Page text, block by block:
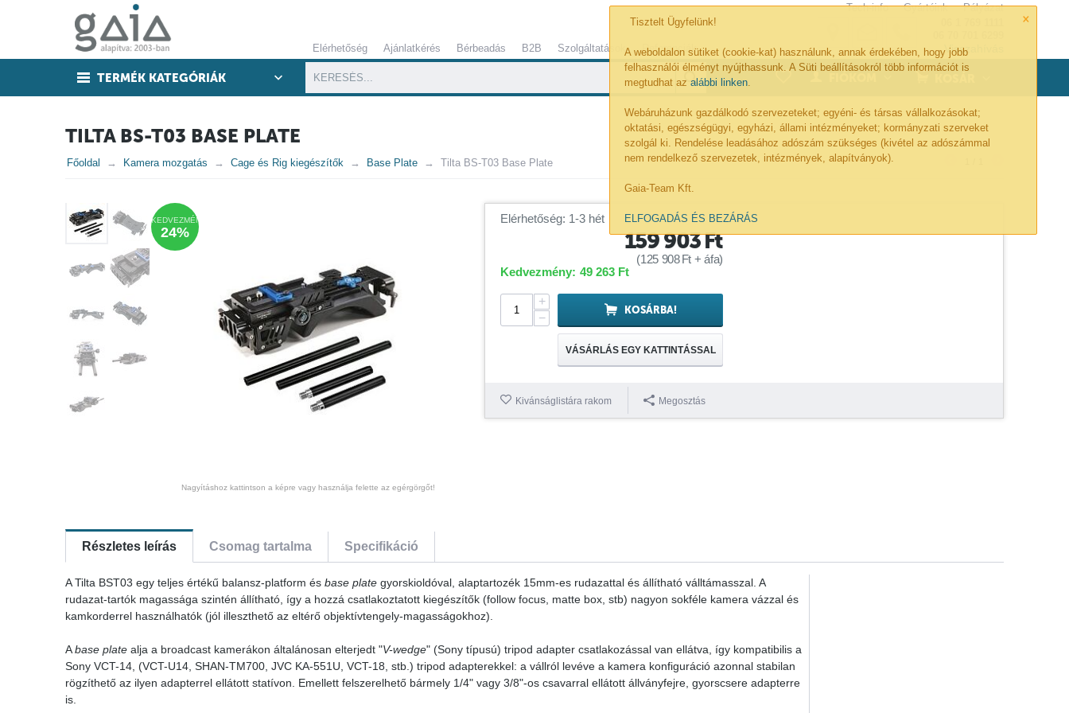
×
Tisztelt Ügyfelünk!
A weboldalon sütiket (cookie-kat) használunk, annak érdekében, hogy jobb
felhasználói élményt nyújthassunk. A Süti beállításokról több információt is
megtudhat azalábbi linken.
Webáruházunk gazdálkodó szervezeteket; egyéni- és társas vállalkozásokat;
oktatási, egészségügyi, egyházi, állami intézményeket; kormányzati szerveket
szolgál ki. Rendelése leadásához adószám szükséges (kivétel az adószámmal
nem rendelkező szervezetek, intézmények, alapítványok).
Gaia-Team Kft.
ELFOGADÁS ÉS BEZÁRÁS
Tech-info Gyártóink Pályázat
Elérhetőség Ajánlatkérés Bérbeadás B2B Szolgáltatások Referenciák Visszahívás
TERMÉK KATEGÓRIÁK
0
TILTA BS-T03 BASE PLATE
Főoldal Kamera mozgatás Cage és Rig kiegészítők Base Plate Tilta BS-T03 Base Plate
KEDVEZMÉNY
24%
Nagyításhoz kattintson a képre vagy használja felette az egérgörgőt!
Elérhetőség: 1-3 hét
159 903Ft
(125 908Ft + áfa)
Kedvezmény: 49 263 Ft
+
−
KOSÁRBA!
VÁSÁRLÁS EGY KATTINTÁSSAL
Kivánságlistára rakom Megosztás
Részletes leírás Csomag tartalma Specifikáció
A Tilta BST03 egy teljes értékű balansz-platform és base plate gyorskioldóval, alaptartozék 15mm-es rudazattal és állítható válltámasszal. A
rudazat-tartók magassága szintén állítható, így a hozzá csatlakoztatott kiegészítők (follow focus, matte box, stb) nagyon sokféle kamera vázzal és
kamkorderrel használhatók (jól illeszthető az eltérő objektívtengely-magasságokhoz).
Abase plate alja a broadcast kamerákon általánosan elterjedt "V-wedge" (Sony típusú) tripod adapter csatlakozással van ellátva, így kompatibilis a
Sony VCT-14, (VCT-U14, SHAN-TM700, JVC KA-551U, VCT-18, stb.) tripod adapterekkel: a vállról levéve a kamera konfiguráció azonnal stabilan
rögzíthető az ilyen adapterrel ellátott statívon. Emellett felszerelhető bármely 1/4" vagy 3/8"-os csavarral ellátott állványfejre, gyorscsere adapterre
is.